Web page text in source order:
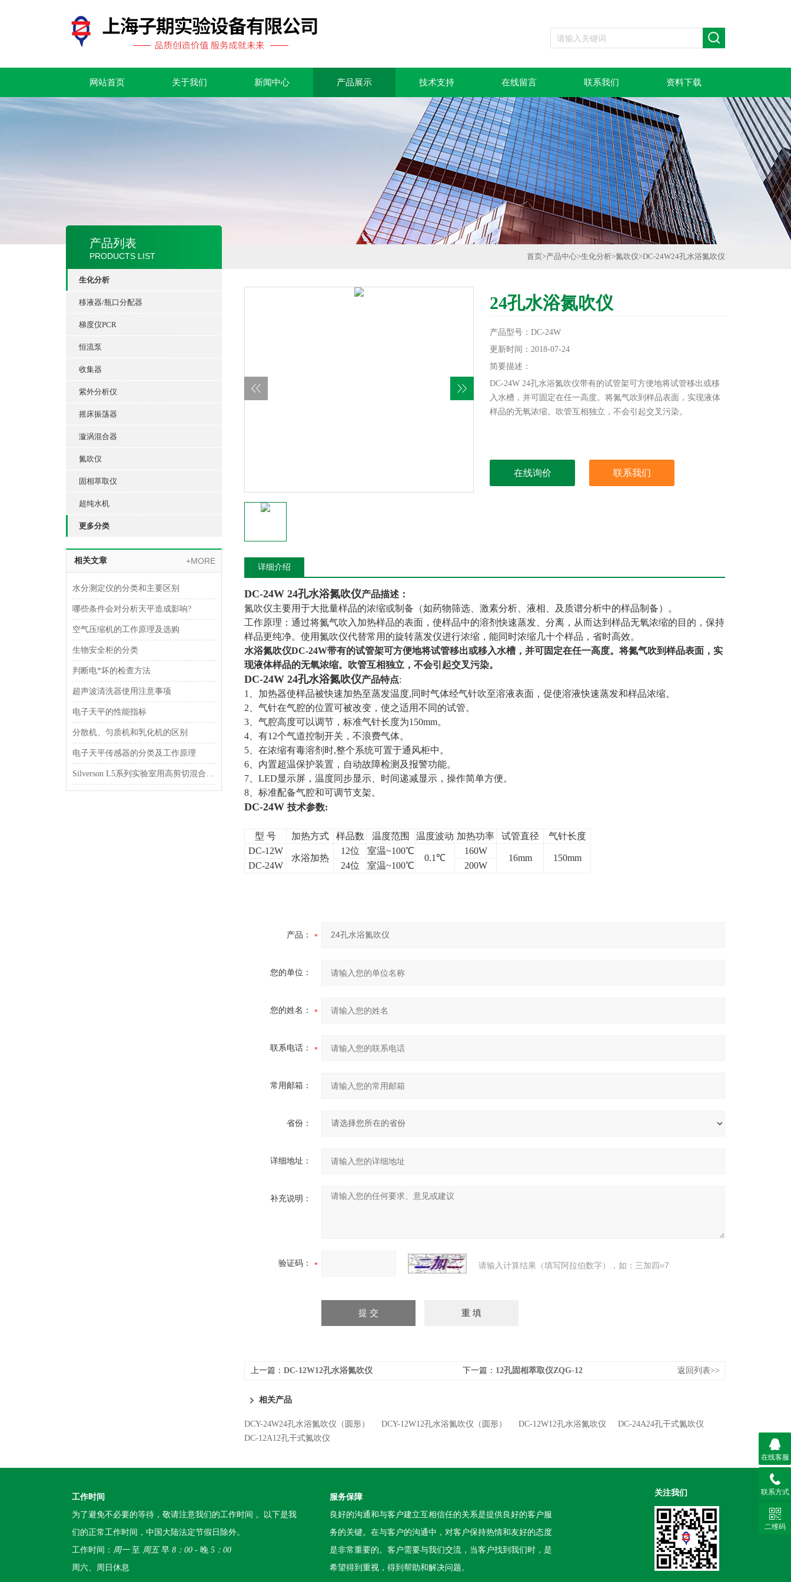
网站首页 关于我们 新闻中心 产品展示 技术支持 在线留言 联系我们 资料下载
产品列表
PRODUCTS LIST
生化分析
移液器/瓶口分配器
梯度仪PCR
恒流泵
收集器
紫外分析仪
摇床振荡器
漩涡混合器
氮吹仪
固相萃取仪
超纯水机
更多分类
相关文章 +MORE
水分测定仪的分类和主要区别
哪些条件会对分析天平造成影响?
空气压缩机的工作原理及选购
生物安全柜的分类
判断电*坏的检查方法
超声波清洗器使用注意事项
电子天平的性能指标
分散机、匀质机和乳化机的区别
电子天平传感器的分类及工作原理
Silverson L5系列实验室用高剪切混合乳化器
首页>产品中心>生化分析>氮吹仪>DC-24W24孔水浴氮吹仪
24孔水浴氮吹仪
产品型号：DC-24W
更新时间：2018-07-24
简要描述：
DC-24W 24孔水浴氮吹仪带有的试管架可方便地将试管移出或移
入水槽，并可固定在任一高度。将氮气吹到样品表面，实现液体
样品的无氧浓缩。吹管互相独立，不会引起交叉污染。
在线询价 联系我们
详细介绍
DC-24W 24孔水浴氮吹仪产品描述：
氮吹仪主要用于大批量样品的浓缩或制备（如药物筛选、激素分析、液相、及质谱分析中的样品制备）。
工作原理：通过将氮气吹入加热样品的表面，使样品中的溶剂快速蒸发、分离，从而达到样品无氧浓缩的目的，保持
样品更纯净。使用氮吹仪代替常用的旋转蒸发仪进行浓缩，能同时浓缩几十个样品，省时高效。
水浴氮吹仪DC-24W带有的试管架可方便地将试管移出或移入水槽，并可固定在任一高度。将氮气吹到样品表面，实
现液体样品的无氧浓缩。吹管互相独立，不会引起交叉污染。
DC-24W 24孔水浴氮吹仪产品特点:
1、加热器使样品被快速加热至蒸发温度,同时气体经气针吹至溶液表面，促使溶液快速蒸发和样品浓缩。
2、气针在气腔的位置可被改变，使之适用不同的试管。
3、气腔高度可以调节，标准气针长度为150mm。
4、有12个气道控制开关，不浪费气体。
5、在浓缩有毒溶剂时,整个系统可置于通风柜中。
6、内置超温保护装置，自动故障检测及报警功能。
7、LED显示屏，温度同步显示、时间递减显示，操作简单方便。
8、标准配备气腔和可调节支架。
DC-24W 技术参数:
型 号 加热方式 样品数 温度范围 温度波动 加热功率 试管直径
气针长度
DC-12W
水浴加热
12位 室温~100℃
0.1 ℃
160W
16mm 150mm
DC-24W 24位 室温~100℃ 200W
产品：
您的单位：
您的姓名：
联系电话：
常用邮箱：
省份：
详细地址：
补充说明：
验证码： 请输入计算结果（填写阿拉伯数字），如：三加四=7
上一篇： DC-12W12孔水浴氮吹仪 下一篇： 12孔固相萃取仪ZQG-12 返回列表>>
相关产品
DCY-24W24孔水浴氮吹仪（圆形） DCY-12W12孔水浴氮吹仪（圆形） DC-12W12孔水浴氮吹仪
DC-24A24孔干式氮吹仪
DC-12A12孔干式氮吹仪
工作时间
为了避免不必要的等待，敬请注意我们的工作时间 。以下是我
们的正常工作时间，中国大陆法定节假日除外。
工作时间： 周一至 周五早 8：00 - 晚 5：00
周六、周日休息
服务保障
良好的沟通和与客户建立互相信任的关系是提供良好的客户服
务的关键。在与客户的沟通中，对客户保持热情和友好的态度
是非常重要的。客户需要与我们交流，当客户找到我们时，是
希望得到重视，得到帮助和解决问题。
关注我们
在线客服
联系方式
二维码